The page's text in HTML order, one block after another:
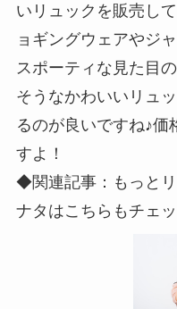
いリュックを販売し
ョギングウェアやジ
スポーティな見た目
そうなかわいいリュ
るのが良いですね♪価
すよ！
◆関連記事：もっと
ナタはこちらもチェ